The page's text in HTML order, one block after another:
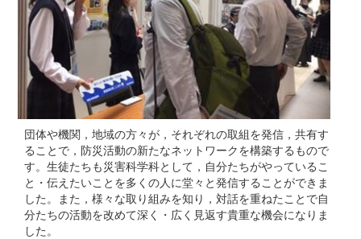
団体や機関，地域の方々が，それぞれの取組を発信，共有す
ることで，防災活動の新たなネットワークを構築するもので
す。生徒たちも災害科学科として，自分たちがやっているこ
と・伝えたいことを多くの人に堂々と発信することができま
した。また，様々な取り組みを知り，対話を重ねたことで自
分たちの活動を改めて深く・広く見返す貴重な機会になりま
した。